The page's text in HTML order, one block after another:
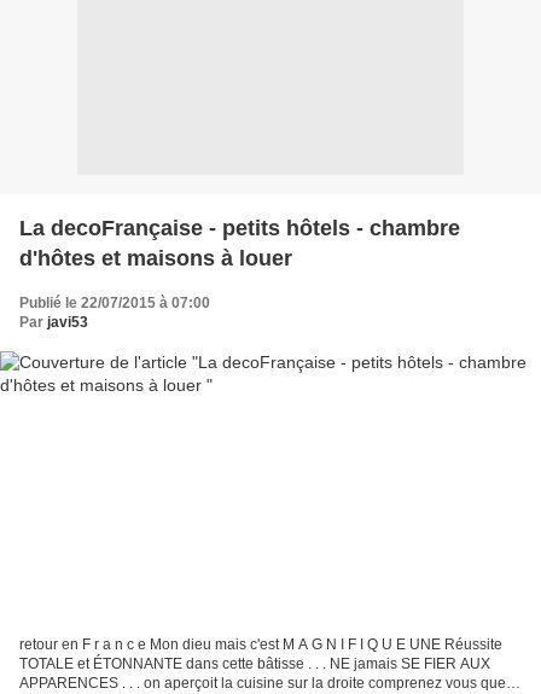
La decoFrançaise - petits hôtels - chambre
d'hôtes et maisons à louer
Publié le 22/07/2015 à 07:00
Par javi53
retour en F r a n c e Mon dieu mais c'est M A G N I F I Q U E UNE Réussite
TOTALE et ÉTONNANTE dans cette bâtisse . . . NE jamais SE FIER AUX
APPARENCES . . . on aperçoit la cuisine sur la droite comprenez vous que